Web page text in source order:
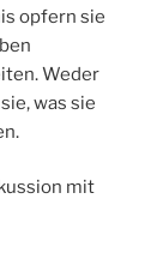
opfern sie
Weder
was sie
mit